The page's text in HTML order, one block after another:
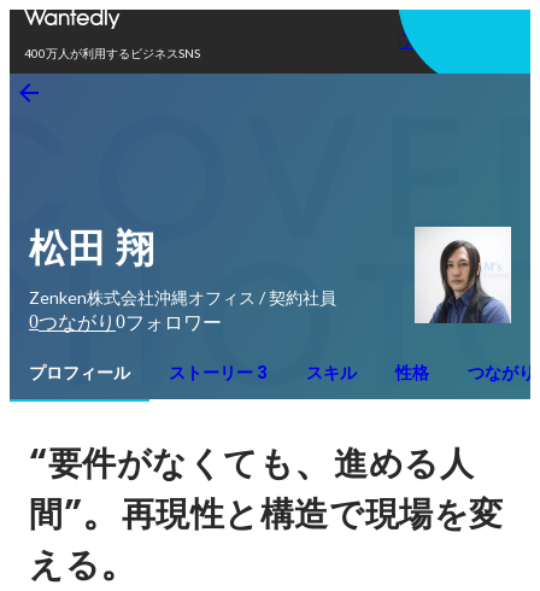
400万人が利用するビジネスSNS
アプリを使う
松田 翔
Zenken株式会社沖縄オフィス / 契約社員
0つながり 0フォロワー
プロフィール ストーリー 3 スキル 性格 つながり
“要件がなくても、進める人
間”。 再現性と構造で現場を変
える。